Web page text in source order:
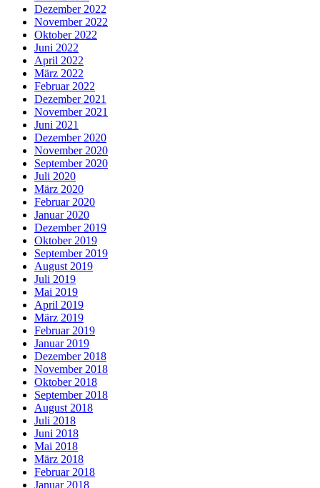
Dezember 2022
November 2022
Oktober 2022
Juni 2022
April 2022
März 2022
Februar 2022
Dezember 2021
November 2021
Juni 2021
Dezember 2020
November 2020
September 2020
Juli 2020
März 2020
Februar 2020
Januar 2020
Dezember 2019
Oktober 2019
September 2019
August 2019
Juli 2019
Mai 2019
April 2019
März 2019
Februar 2019
Januar 2019
Dezember 2018
November 2018
Oktober 2018
September 2018
August 2018
Juli 2018
Juni 2018
Mai 2018
März 2018
Februar 2018
Januar 2018